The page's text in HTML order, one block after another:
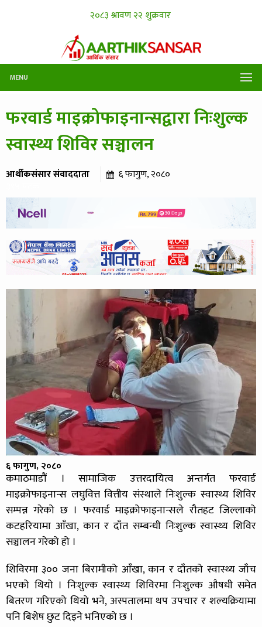
MENU
फरवार्ड माइक्रोफाइनान्सद्वारा निःशुल्क
स्वास्थ्य शिविर सञ्चालन
आर्थीकसंसार संवाददाता ६ फागुण, २०८०
६ फागुण, २०८०
कमाठमाडौं । सामाजिक उत्तरदायित्व अन्तर्गत फरवार्ड
माइक्रोफाइनान्स लघुवित्त वित्तीय संस्थाले निःशुल्क स्वास्थ्य शिविर
सम्पन्न गरेको छ । फरवार्ड माइक्रोफाइनान्सले रौतहट जिल्लाको
कटहरियामा आँखा, कान र दाँत सम्बन्धी निःशुल्क स्वास्थ्य शिविर
सञ्चालन गरेको हो ।
शिविरमा ३०० जना बिरामीको आँखा, कान र दाँतको स्वास्थ्य जाँच
भएको थियो । निःशुल्क स्वास्थ्य शिविरमा निःशुल्क औषधी समेत
बितरण गरिएको थियो भने, अस्पतालमा थप उपचार र शल्यक्रियामा
पनि बिशेष छुट दिइने भनिएको छ ।